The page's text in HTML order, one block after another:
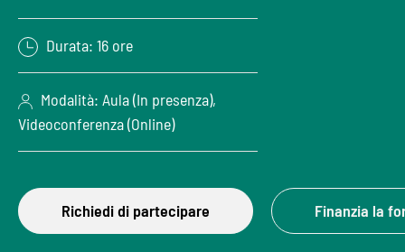
Durata: 16 ore
Modalità: Aula (In presenza),
Videoconferenza (Online)
Richiedi di partecipare Finanzia la